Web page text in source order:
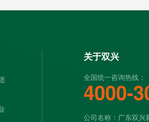
关于双兴
全国统一咨询热线：
4000-
公司名称：广东双兴